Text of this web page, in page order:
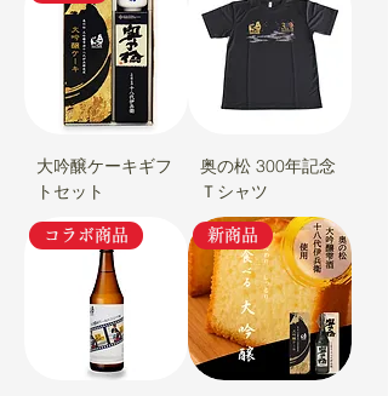
大吟醸ケーキギフ
トセット
奥の松 300年記念
Ｔシャツ
コラボ商品 新商品